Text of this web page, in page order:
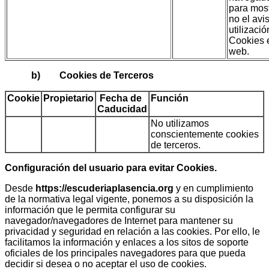
para
no el
Cookies
web.
b) Cookies de Terceros
Cookie Propietario
Fecha de
Caducidad
Función
No utilizamos
conscientemente cookies
de terceros.
Configuración del usuario para evitar Cookies.
Desde https://escuderiaplasencia.org y en cumplimiento
de la normativa legal vigente, ponemos a su disposición la
información que le permita configurar su
navegador/navegadores de Internet para mantener su
privacidad y seguridad en relación a las cookies. Por ello, le
facilitamos la información y enlaces a los sitos de soporte
oficiales de los principales navegadores para que pueda
decidir si desea o no aceptar el uso de cookies.